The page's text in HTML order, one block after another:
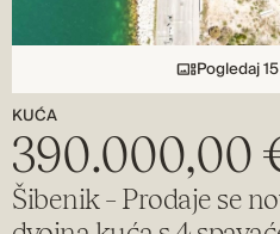
Pogledaj
KUĆA
390.000,00
Šibenik – Prodaje se